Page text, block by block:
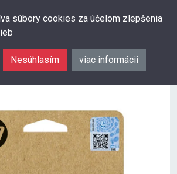
súbory cookies za účelom zlepšenia
Nesúhlasím viac informácii